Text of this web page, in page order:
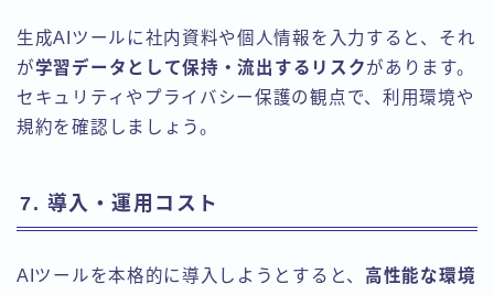
生成AIツールに社内資料や個人情報を入力すると、それ
が学習データとして保持・流出するリスクがあります。
セキュリティやプライバシー保護の観点で、利用環境や
規約を確認しましょう。
7. 導入・運用コスト
AIツールを本格的に導入しようとすると、 高性能な環境